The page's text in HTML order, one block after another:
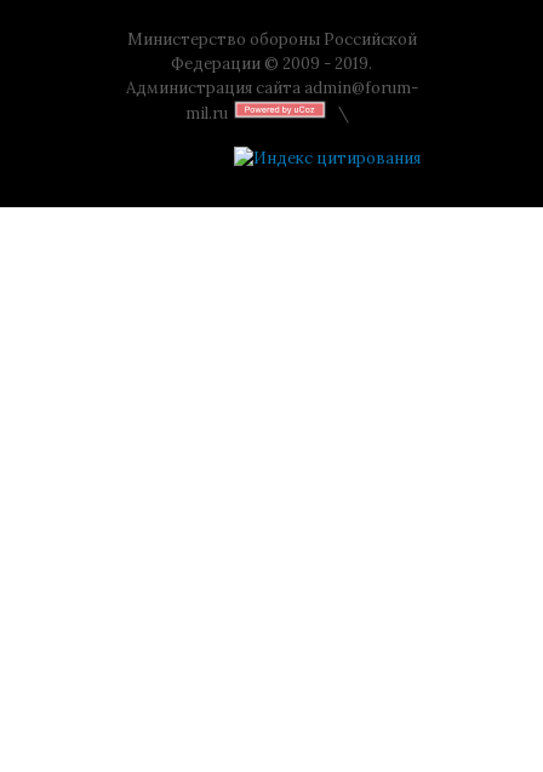
Министерство обороны Российской
Федерации © 2009 - 2019.
Администрация сайта admin@forum-
mil.ru